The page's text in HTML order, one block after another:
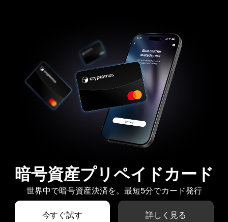
暗号資産プリペイドカード
世界中で暗号資産決済を。最短5分でカード発行
今すぐ試す 詳しく見る